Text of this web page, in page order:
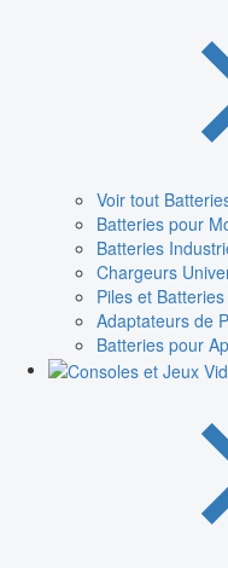
Voir tout
Batteries pour
Batteries
Chargeurs
Piles et
Adaptateurs de
Batteries pour